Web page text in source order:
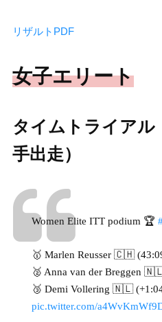
リザルトPDF
女子エリート
タイムトライアル
手出走）
Women Elite ITT podium 🏆
🥇 Marlen Reusser 🇨🇭
🥈 Anna van der Breggen
🥉 Demi Vollering 🇳🇱
pic.twitter.com/